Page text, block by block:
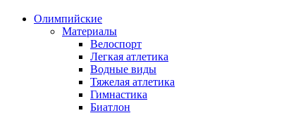
Олимпийские
Материалы
Велоспорт
Легкая атлетика
Водные виды
Тяжелая атлетика
Гимнастика
Биатлон